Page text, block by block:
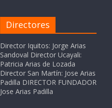
Directores
Director Iquitos: Jorge Arias
Sandoval Director Ucayali:
Patricia Arias de Lozada
Director San Martín: Jose Arias
Padilla DIRECTOR FUNDADOR
Jose Arias Padilla